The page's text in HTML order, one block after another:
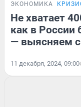
ЭКОНОМИКА
Не хватает
как в России
— выясняем
11 декабря, 2024, 09:00